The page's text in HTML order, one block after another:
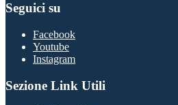
Seguici su
Facebook
Youtube
Instagram
Sezione Link Utili